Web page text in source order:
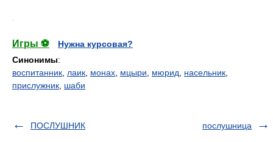
Игры ⚽
Нужна курсовая?
Синонимы:
воспитанник лаик монах мцыри мюрид насельник
прислужник шаби
ПОСЛУШНИК послушница